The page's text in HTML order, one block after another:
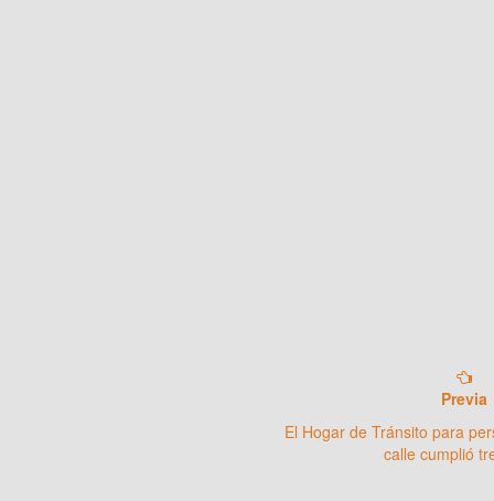
Previa
El Hogar de Tránsito para
calle cumplió